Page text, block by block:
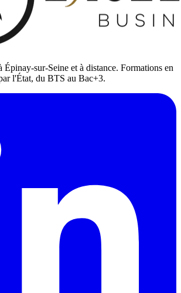
Épinay-sur-Seine et à distance. Formations en
l'État, du BTS au Bac+3.